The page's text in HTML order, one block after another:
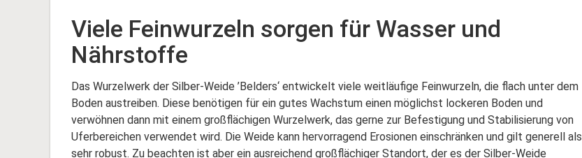
Viele Feinwurzeln sorgen für Wasser und
Nährstoffe
Das Wurzelwerk der Silber-Weide ’Belders‘ entwickelt viele weitläufige Feinwurzeln, die flach unter dem
Boden austreiben. Diese benötigen für ein gutes Wachstum einen möglichst lockeren Boden und
verwöhnen dann mit einem großflächigen Wurzelwerk, das gerne zur Befestigung und Stabilisierung von
Uferbereichen verwendet wird. Die Weide kann hervorragend Erosionen einschränken und gilt generell als
sehr robust. Zu beachten ist aber ein ausreichend großflächiger Standort, der es der Silber-Weide